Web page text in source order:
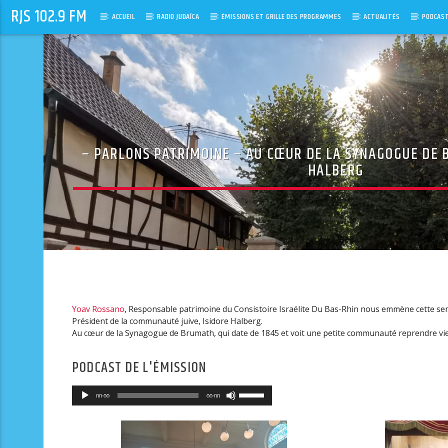
RJS 102.9 FM ACCUEIL RADIO JUDAÏCA ÉMISSIONS ET GRILLE DES PROGRAMMES ACTUALITÉS
– PARLONS PATRIMOINE – AU CŒUR DE LA SYNAGOGUE DE
HALBERG
Yoav Rossano, Responsable patrimoine du Consistoire Israélite Du Bas-Rhin nous emmène cette
Président de la communauté juive, Isidore Halberg.
Au cœur de la Synagogue de Brumath, qui date de 1845 et voit une petite communauté reprendre
PODCAST DE L'ÉMISSION
Lecteur
audio
00:00 00:00
haut/bas
pour